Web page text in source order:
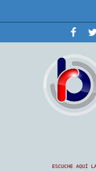
ESCUCHE AQUÍ